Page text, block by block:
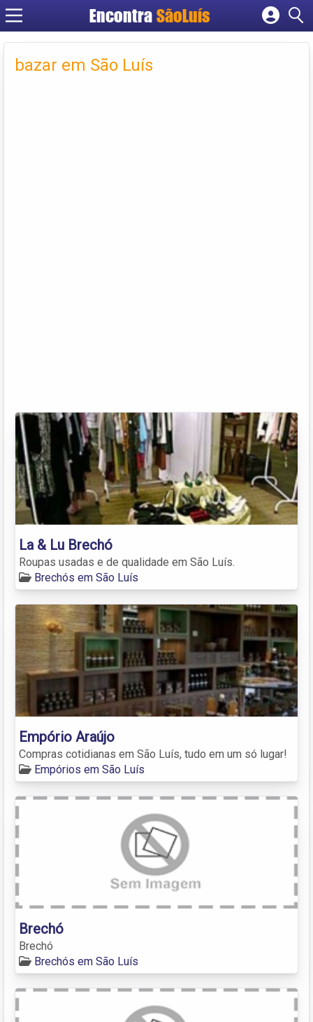
Encontra SãoLuís
Cadastrar empresa
Criar conta
bazar em São Luís
La & Lu Brechó
Roupas usadas e de qualidade em São Luís.
Brechós em São Luís
Empório Araújo
Compras cotidianas em São Luís, tudo em um só lugar!
Empórios em São Luís
Brechó
Brechó
Brechós em São Luís